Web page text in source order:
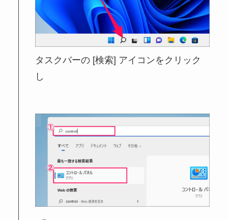
タスクバーの [検索] アイコンをクリック
し